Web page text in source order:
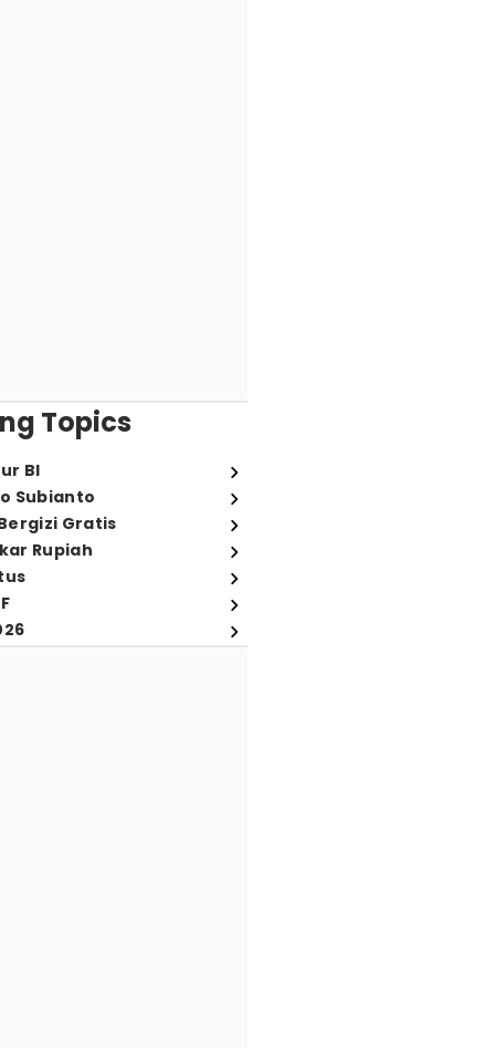
Topics
BI
Subianto
Gratis
Rupiah